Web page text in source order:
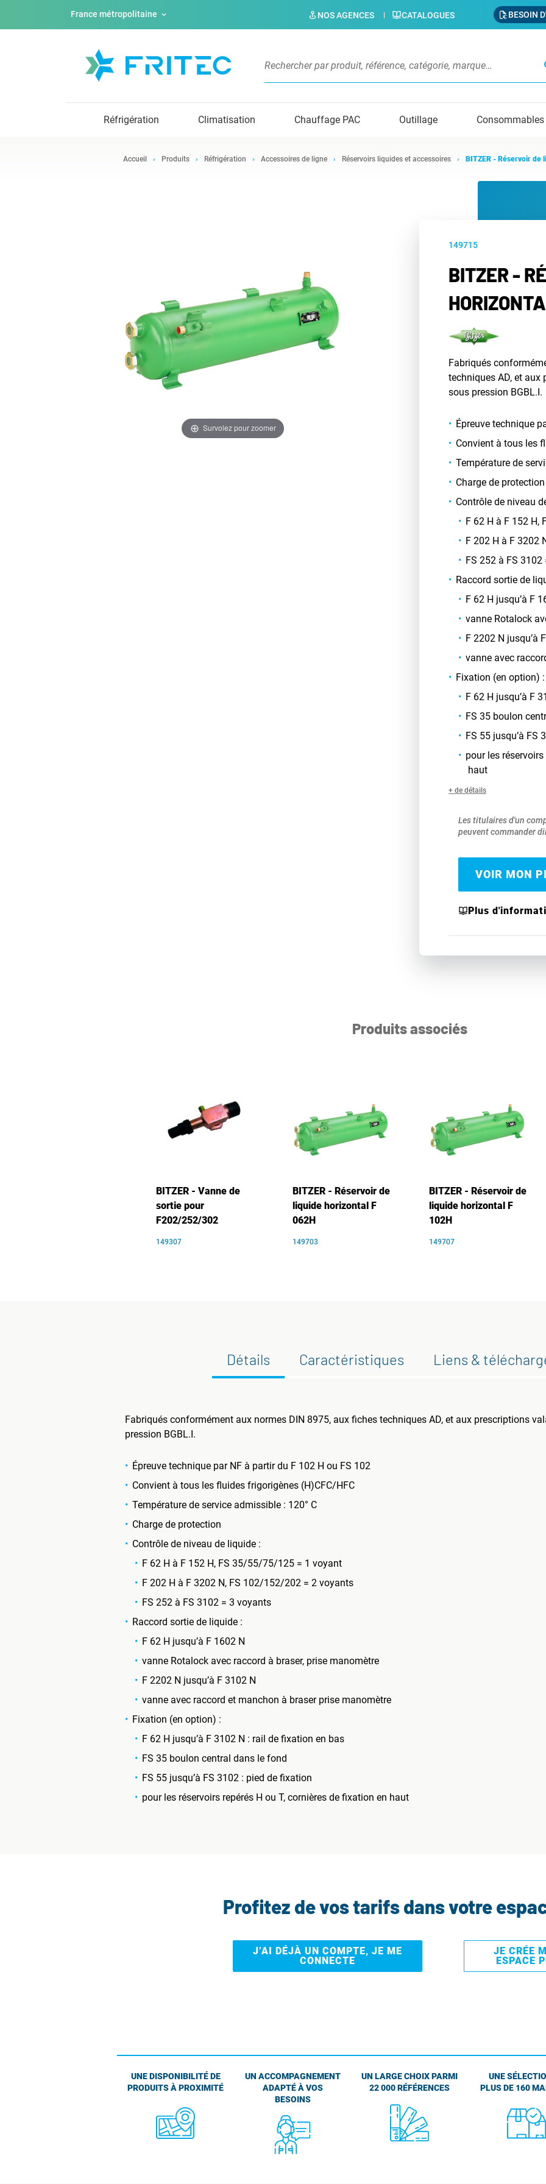
France métropolitaine NOS AGENCES CATALOGUES BESOIN
Réfrigération Climatisation Chauffage PAC Outillage Consommables
Accueil Produits Réfrigération Accessoires de ligne Réservoirs liquides et accessoires BITZER - Réservoir de
Survolez pour zoomer
149715
BITZER -
Fabriqués
techniques AD, et aux
sous pression BGBL.I.
Épreuve technique
Convient à tous les
Température de
Charge de protection
Contrôle de niveau
F 62 H à F 152
F 202 H à F 3202
FS 252 à FS
Raccord sortie de
F 62 H jusqu’à F
vanne Rotalock
F 2202 N jusqu’à
vanne avec
Fixation (en option) :
F 62 H jusqu’à F
FS 35 boulon
FS 55 jusqu’à FS
pour les
haut
+ de détails
Les titulaires d'un
peuvent commander
VOIR MON
Plus
Produits associés
BITZER - Vanne de
sortie pour
F202/252/302
149307
BITZER - Réservoir de
liquide horizontal F
062H
149703
BITZER - Réservoir de
liquide horizontal F
102H
149707
Détails Caractéristiques Liens &
Fabriqués conformément aux normes DIN 8975, aux fiches techniques AD, et aux prescriptions
pression BGBL.I.
Épreuve technique par NF à partir du F 102 H ou FS 102
Convient à tous les fluides frigorigènes (H)CFC/HFC
Température de service admissible : 120° C
Charge de protection
Contrôle de niveau de liquide :
F 62 H à F 152 H, FS 35/55/75/125 = 1 voyant
F 202 H à F 3202 N, FS 102/152/202 = 2 voyants
FS 252 à FS 3102 = 3 voyants
Raccord sortie de liquide :
F 62 H jusqu’à F 1602 N
vanne Rotalock avec raccord à braser, prise manomètre
F 2202 N jusqu’à F 3102 N
vanne avec raccord et manchon à braser prise manomètre
Fixation (en option) :
F 62 H jusqu’à F 3102 N : rail de fixation en bas
FS 35 boulon central dans le fond
FS 55 jusqu’à FS 3102 : pied de fixation
pour les réservoirs repérés H ou T, cornières de fixation en haut
Profitez de vos tarifs dans votre
J’AI DÉJÀ UN COMPTE, JE ME
CONNECTE
JE CRÉE
ESPACE
UNE DISPONIBILITÉ DE
PRODUITS À PROXIMITÉ
UN ACCOMPAGNEMENT
ADAPTÉ À VOS
BESOINS
UN LARGE CHOIX PARMI
22 000 RÉFÉRENCES
UNE
PLUS DE 160